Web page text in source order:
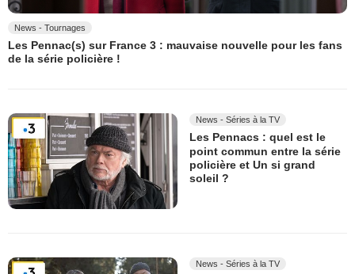
News - Tournages
Les Pennac(s) sur France 3 : mauvaise nouvelle pour les fans
de la série policière !
News - Séries à la TV
Les Pennacs : quel est le
point commun entre la série
policière et Un si grand
soleil ?
News - Séries à la TV